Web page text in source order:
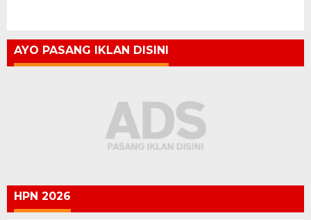
AYO PASANG IKLAN DISINI
HPN 2026